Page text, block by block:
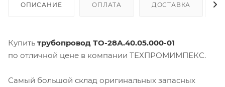
ОПИСАНИЕ ОПЛАТА ДОСТАВКА
Купить трубопровод ТО-28А.40.05.000-01
по отличной цене в компании ТЕХПРОМИМПЕКС.
Самый большой склад оригинальных запасных